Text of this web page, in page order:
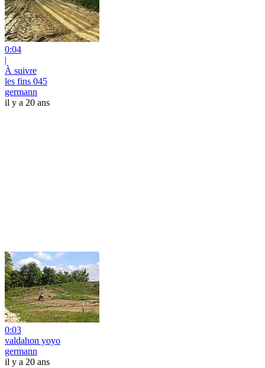
0:04
|
À suivre
les fins 045
germann
il y a 20 ans
0:03
valdahon yoyo
germann
il y a 20 ans